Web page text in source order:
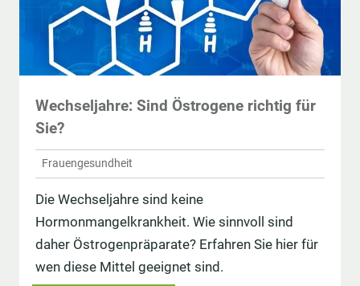
Wechseljahre: Sind Östrogene richtig für
Sie?
Frauengesundheit
Die Wechseljahre sind keine
Hormonmangelkrankheit. Wie sinnvoll sind
daher Östrogenpräparate? Erfahren Sie hier für
wen diese Mittel geeignet sind.